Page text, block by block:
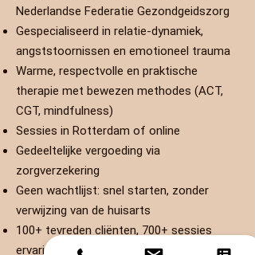
Nederlandse Federatie Gezondgeidszorg
Gespecialiseerd in relatie­-dynamiek,
angststoornissen en emotioneel trauma
Warme, respectvolle en praktische
therapie met bewezen methodes (ACT,
CGT, mindfulness)
Sessies in Rotterdam of online
Gedeeltelijke vergoeding via
zorgverzekering
Geen wachtlijst: snel starten, zonder
verwijzing van de huisarts
100+ tevreden cliënten, 700+ sessies
ervaring